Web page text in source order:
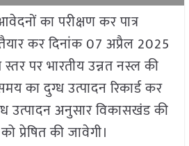
का परीक्षण कर पात्र
कर दिनांक 07 अप्रैल 2025
पर भारतीय उन्नत नस्ल की
का दुग्ध उत्पादन रिकार्ड कर
उत्पादन अनुसार विकासखंड की
प्रेषित की जावेगी।